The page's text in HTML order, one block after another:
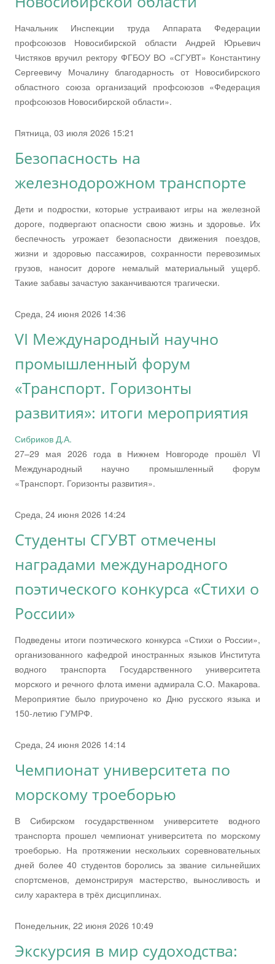
Начальник Инспекции труда Аппарата Федерации
профсоюзов Новосибирской области Андрей Юрьевич
Чистяков вручил ректору ФГБОУ ВО «СГУВТ» Константину
Сергеевичу Мочалину благодарность от Новосибирского
областного союза организаций профсоюзов «Федерация
профсоюзов Новосибирской области».
Пятница, 03 июля 2026 15:21
Безопасность на
железнодорожном транспорте
Дети и подростки, которые устраивают игры на железной
дороге, подвергают опасности свою жизнь и здоровье. Их
беспечность угрожает безопасности движения поездов,
жизни и здоровью пассажиров, сохранности перевозимых
грузов, наносит дороге немалый материальный ущерб.
Такие забавы зачастую заканчиваются трагически.
Среда, 24 июня 2026 14:36
VI Международный научно
промышленный форум
«Транспорт. Горизонты
развития»: итоги мероприятия
Сибриков Д.А.
27–29 мая 2026 года в Нижнем Новгороде прошёл VI
Международный научно промышленный форум
«Транспорт. Горизонты развития».
Среда, 24 июня 2026 14:24
Студенты СГУВТ отмечены
наградами международного
поэтического конкурса «Стихи о
России»
Подведены итоги поэтического конкурса «Стихи о России»,
организованного кафедрой иностранных языков Института
водного транспорта Государственного университета
морского и речного флота имени адмирала С.О. Макарова.
Мероприятие было приурочено ко Дню русского языка и
150-летию ГУМРФ.
Среда, 24 июня 2026 14:14
Чемпионат университета по
морскому троеборью
В Сибирском государственном университете водного
транспорта прошел чемпионат университета по морскому
троеборью. На протяжении нескольких соревновательных
дней более 40 студентов боролись за звание сильнейших
спортсменов, демонстрируя мастерство, выносливость и
силу характера в трёх дисциплинах.
Понедельник, 22 июня 2026 10:49
Экскурсия в мир судоходства: